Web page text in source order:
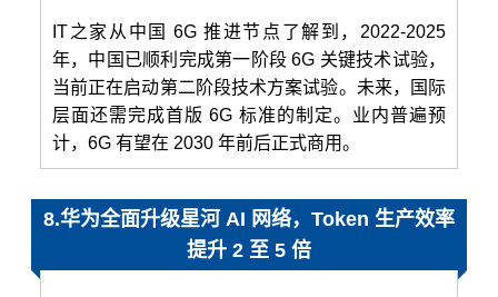
IT之家从中国 6G 推进节点了解到，2022-2025
年，中国已顺利完成第一阶段 6G 关键技术试验，
当前正在启动第二阶段技术方案试验。未来，国际
层面还需完成首版 6G 标准的制定。业内普遍预
计，6G 有望在 2030 年前后正式商用。
8.华为全面升级星河 AI 网络，Token 生产效率
提升 2 至 5 倍